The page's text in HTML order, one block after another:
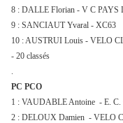
8 : DALLE Florian - V C PAYS
9 : SANCIAUT Yvaral - XC63
10 : AUSTRUI Louis - VELO
- 20 classés
.
PC PCO
1 : VAUDABLE Antoine - E.
2 : DELOUX Damien - VELO